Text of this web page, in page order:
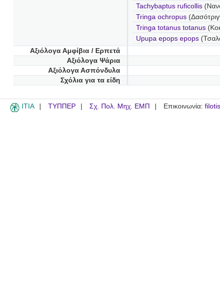
Tachybaptus ruficollis
Tringa ochropus
Tringa totanus totanus
Upupa epops epops
Αξιόλογα Αμφίβια / Ερπετά
Αξιόλογα Ψάρια
Αξιόλογα Ασπόνδυλα
Σχόλια για τα είδη
ITIA ΤΥΠΠΕΡ Σχ. Πολ. Μηχ. ΕΜΠ Επικοινωνία: